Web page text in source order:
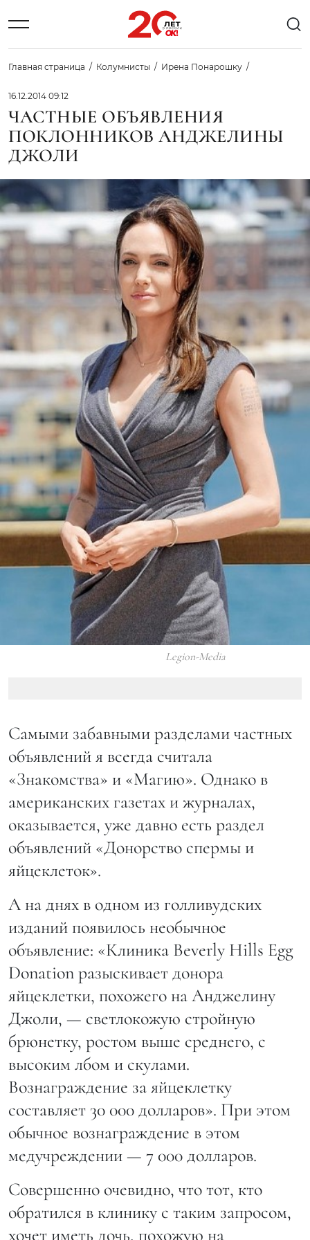
Главная страница Колумнисты Ирена Понарошку
16.12.2014 09:12
ЧАСТНЫЕ ОБЪЯВЛЕНИЯ
ПОКЛОННИКОВ АНДЖЕЛИНЫ
ДЖОЛИ
Legion-Media
Самыми забавными разделами частных
объявлений я всегда считала
«Знакомства» и «Магию». Однако в
американских газетах и журналах,
оказывается, уже давно есть раздел
объявлений «Донорство спермы и
яйцеклеток».
А на днях в одном из голливудских
изданий появилось необычное
объявление: «Клиника Beverly Hills Egg
Donation разыскивает донора
яйцеклетки, похожего на Анджелину
Джоли, — светлокожую стройную
брюнетку, ростом выше среднего, с
высоким лбом и скулами.
Вознаграждение за яйцеклетку
составляет 30 000 долларов». При этом
обычное вознаграждение в этом
медучреждении — 7 000 долларов.
Совершенно очевидно, что тот, кто
обратился в клинику с таким запросом,
хочет иметь дочь, похожую на